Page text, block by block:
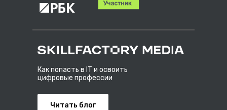
Как попасть в IT и освоить
цифровые профессии
Читать блог